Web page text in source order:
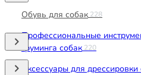
Обувь для собак 228
Профессиональные
груминга собак 220
Аксессуары для дрессировки